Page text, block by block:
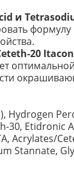
и
20
Hydrogen
30, Etidronic
Acrylates/
Stannate,